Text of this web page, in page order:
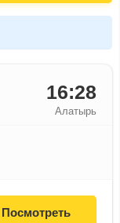
16:28
Алатырь
Посмотреть